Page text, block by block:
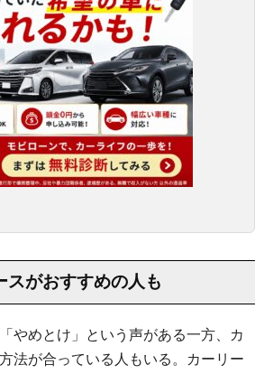
スがおすすめの人も
やめとけ」という声がある一方、カ
法が合っている人もいる。カーリー